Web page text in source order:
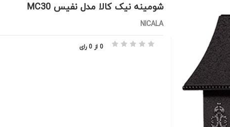
شومینه نیک کالا مدل نفیس MC30
NICALA
0 از 0 رای